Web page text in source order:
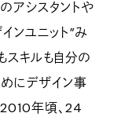
アシスタントや
ンユニット”み
スキルも自分の
にデザイン事
2010年頃、24